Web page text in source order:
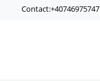
Contact:+40746975747